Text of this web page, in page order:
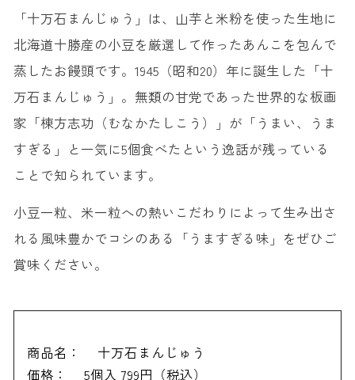
「十万石まんじゅう」は、山芋と米粉を使った生地に
北海道十勝産の小豆を厳選して作ったあんこを包んで
蒸したお饅頭です。1945（昭和20）年に誕生した「十
万石まんじゅう」。無類の甘党であった世界的な板画
家「棟方志功（むなかたしこう）」が「うまい、うま
すぎる」と一気に5個食べたという逸話が残っている
ことで知られています。
小豆一粒、米一粒への熱いこだわりによって生み出さ
れる風味豊かでコシのある「うますぎる味」をぜひご
賞味ください。
商品名：
十万石まんじゅう
価格：
5個入 799円（税込）